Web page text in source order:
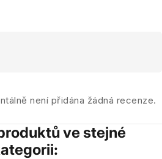
není přidána žádná recenze.
ve stejné